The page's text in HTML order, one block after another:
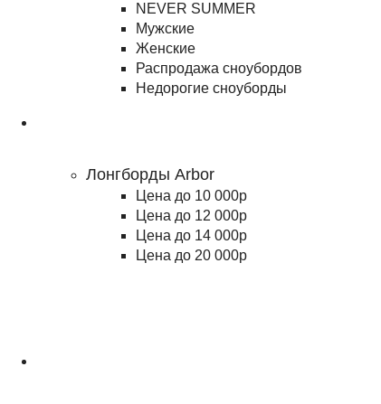
NEVER SUMMER
Мужские
Женские
Распродажа сноубордов
Недорогие сноуборды
Лонгборды Arbor
Цена до 10 000р
Цена до 12 000р
Цена до 14 000р
Цена до 20 000р